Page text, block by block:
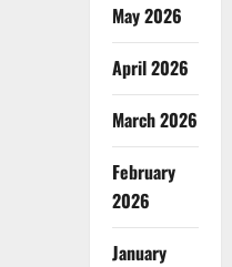
May 2026
April 2026
March 2026
February
2026
January